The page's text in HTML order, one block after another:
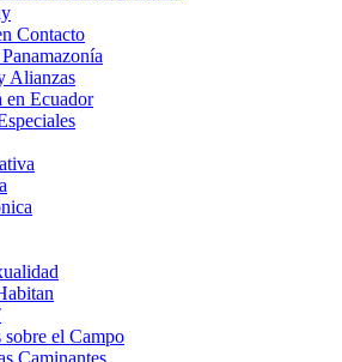
Contacto
Alianzas
en Ecuador
el Campo
Caminantes